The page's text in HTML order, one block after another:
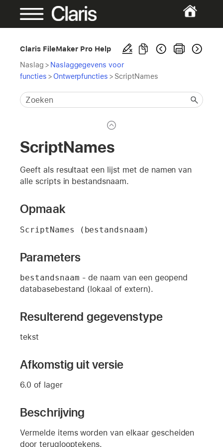
Claris FileMaker Pro Help
Naslag > Naslaggegevens voor
functies > Ontwerpfuncties > ScriptNames
ScriptNames
Geeft als resultaat een lijst met de namen van
alle scripts in bestandsnaam.
Opmaak
ScriptNames (bestandsnaam)
Parameters
bestandsnaam - de naam van een geopend
databasebestand (lokaal of extern).
Resulterend gegevenstype
tekst
Afkomstig uit versie
6.0 of lager
Beschrijving
Vermelde items worden van elkaar gescheiden
door teruglooptekens.